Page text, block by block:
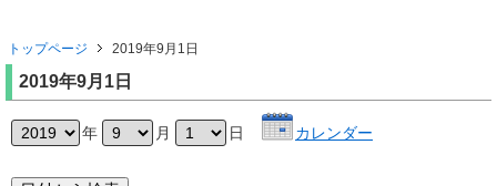
トップページ 2019年9月1日
2019年9月1日
年 月 日 カレンダー